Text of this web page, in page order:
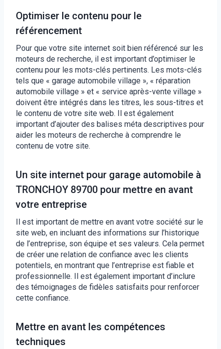
Optimiser le contenu pour le
référencement
Pour que votre site internet soit bien référencé sur les
moteurs de recherche, il est important d’optimiser le
contenu pour les mots-clés pertinents. Les mots-clés
tels que « garage automobile village », « réparation
automobile village » et « service après-vente village »
doivent être intégrés dans les titres, les sous-titres et
le contenu de votre site web. Il est également
important d’ajouter des balises méta descriptives pour
aider les moteurs de recherche à comprendre le
contenu de votre site.
Un site internet pour garage automobile à
TRONCHOY 89700 pour mettre en avant
votre entreprise
Il est important de mettre en avant votre société sur le
site web, en incluant des informations sur l’historique
de l’entreprise, son équipe et ses valeurs. Cela permet
de créer une relation de confiance avec les clients
potentiels, en montrant que l’entreprise est fiable et
professionnelle. Il est également important d’inclure
des témoignages de fidèles satisfaits pour renforcer
cette confiance.
Mettre en avant les compétences
techniques